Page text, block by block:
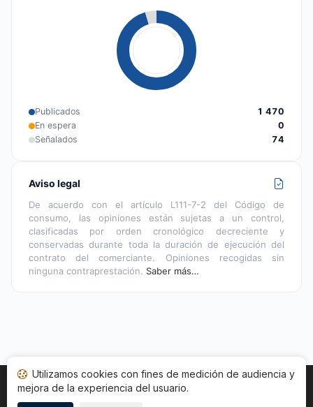
Publicados
1 470
En espera
0
Señalados
74
Aviso legal
De acuerdo con el artículo L111-7-2 del Código de
consumo, las opiniones están sujetas a un control,
clasificadas por orden cronológico decreciente y
conservadas durante toda la duración de ejecución del
contrato del comerciante. Opiniones recogidas sin
ninguna contraprestación. Saber más…
Inicio Estado opiniones Categorías
Utilizamos cookies con fines de medición de audiencia y
mejora de la experiencia del usuario.